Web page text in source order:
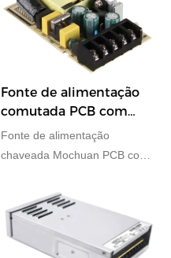
Fonte de alimentação
comutada PCB com
fontes de alimentação
PCB de 12W, 24W e 65W
Fonte de alimentação
chaveada Mochuan PCB com